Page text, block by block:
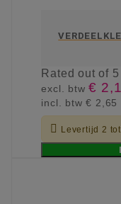
Ratedout of
excl. btw€
incl. btw€ 2,65
 Levertijd 2